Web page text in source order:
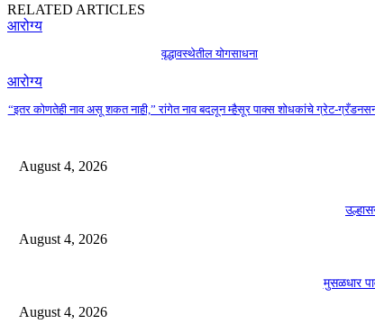
RELATED ARTICLES
आरोग्य
वृद्धावस्थेतील योगसाधना
आरोग्य
“इतर कोणतेही नाव असू शकत नाही,” रांगेत नाव बदलून म्हैसूर पाक्स शोधकांचे ग्रेट-
August 4, 2026
August 4, 2026
मुसळधार
August 4, 2026